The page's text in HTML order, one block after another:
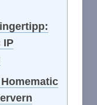
IP